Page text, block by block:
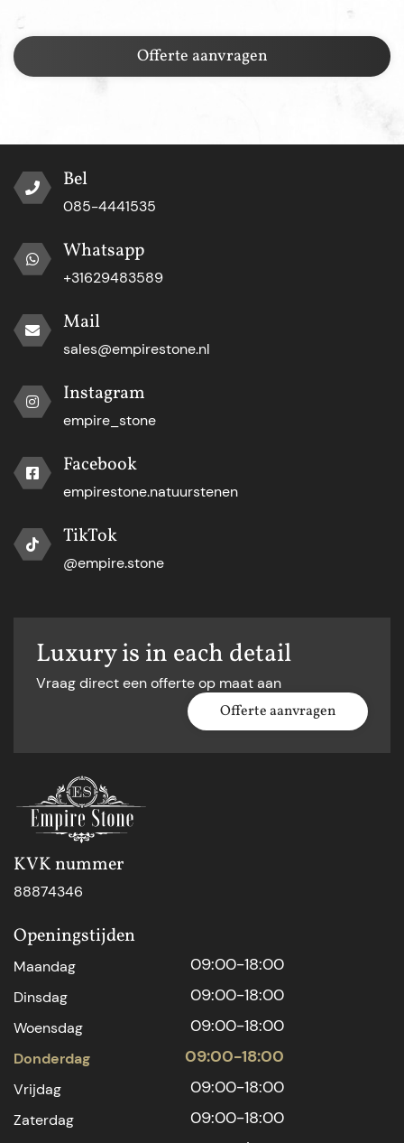
Offerte aanvragen
Bel
085-4441535
Whatsapp
+31629483589
Mail
sales@empirestone.nl
Instagram
empire_stone
Facebook
empirestone.natuurstenen
TikTok
@empire.stone
Luxury is in each detail
Vraag direct een offerte op maat aan
Offerte aanvragen
KVK nummer
88874346
Openingstijden
Maandag 09:00-18:00
Dinsdag 09:00-18:00
Woensdag 09:00-18:00
Donderdag 09:00-18:00
Vrijdag 09:00-18:00
Zaterdag 09:00-18:00